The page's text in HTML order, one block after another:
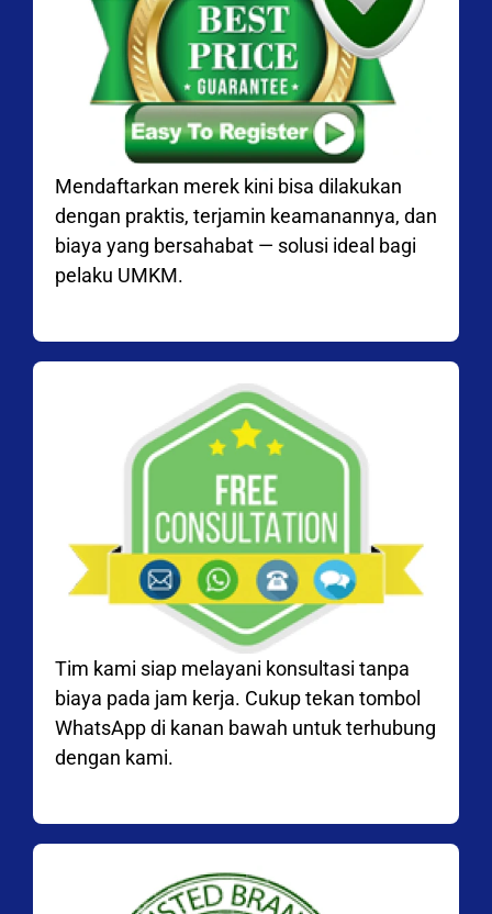
Mendaftarkan merek kini bisa dilakukan
dengan praktis, terjamin keamanannya, dan
biaya yang bersahabat — solusi ideal bagi
pelaku UMKM.
Tim kami siap melayani konsultasi tanpa
biaya pada jam kerja. Cukup tekan tombol
WhatsApp di kanan bawah untuk terhubung
dengan kami.